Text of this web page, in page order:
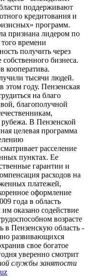
поддерживают
кредитования и
программ.
признана лидером по
времени
получить через
бизнеса.
кооператива.
тысячи людей.
этом году. Пензенская
на благо
благополучной
В Пензенской
целевая программа
расселение
пунктах. Ее
гарантии и
расходов на
платежей,
оформление
года в область
оказано содействие
возрасте
в Пензенскую область -
развивающихся
свое богатое
уверенно смотрит
службы занятости